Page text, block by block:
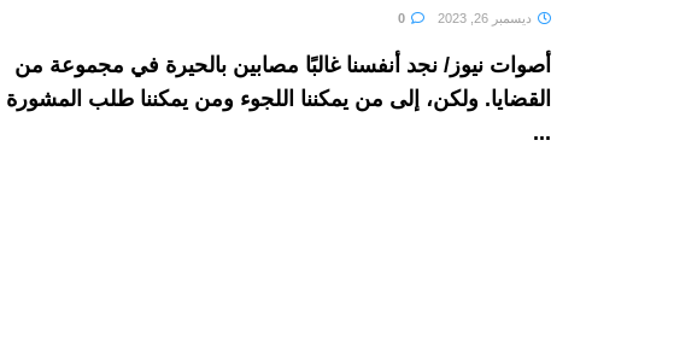
ديسمبر 26, 2023
أصوات نيوز/ نجد أنفسنا غالبًا مصابين بالحيرة في مجموعة من
القضايا. ولكن، إلى من يمكننا اللجوء ومن يمكننا طلب المشورة
...